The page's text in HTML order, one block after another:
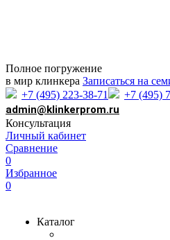
Полное погружение
в мир клинкера Записаться на
+7 (495) 223-38-71
+7 (495)
admin@klinkerprom.ru
Консультация
Личный кабинет
Сравнение
0
Избранное
0
Каталог